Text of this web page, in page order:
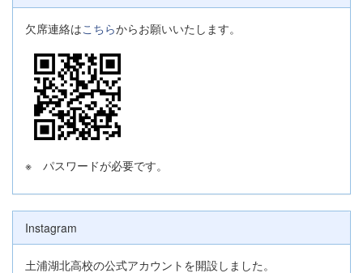
欠席連絡はこちらからお願いいたします。
※ パスワードが必要です。
Instagram
土浦湖北高校の公式アカウントを開設しました。